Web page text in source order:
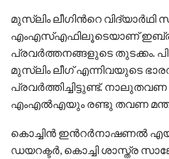
മുസ്ലിം ലീഗിൻറെ
എംഎസ്എഫിലൂടെയാണ്
പ്രവർത്തനങ്ങളുടെ തുടക്കം.
മുസ്ലിം ലീഗ് എന്നിവയുടെ
പ്രവർത്തിച്ചിട്ടുണ്ട്.
എംഎൽഎയും രണ്ടു തവണ
കൊച്ചിൻ ഇൻറർനാഷണൽ
ഡയറക്ടർ, കൊച്ചി ശാസ്ത്ര